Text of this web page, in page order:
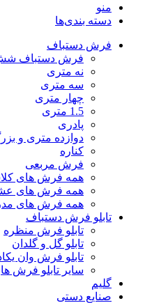
منو
دسته بندی‌ها
فرش دستباف
فرش دستباف
نه متری
سه متری
چهار متری
1.5 متری
پادری
دوازده متری و
کناره
فرش مربعی
همه فرش های
همه فرش های
همه فرش های
تابلو فرش دستباف
تابلو فرش منظره
تابلو گل و گلدان
تابلو فرش وان
سایر تابلو فرش ها
گلیم
صنایع دستی